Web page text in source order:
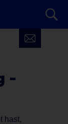
-
hast,